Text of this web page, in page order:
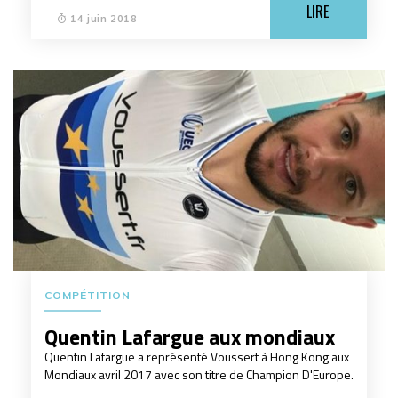
14 juin 2018 LIRE
COMPÉTITION
Quentin Lafargue aux mondiaux
Quentin Lafargue a représenté Voussert à Hong Kong aux
Mondiaux avril 2017 avec son titre de Champion D'Europe.